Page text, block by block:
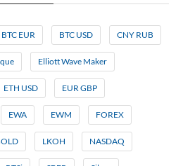
BTC EUR BTC USD CNY RUB
Elliott Wave Maker
ETH USD EUR GBP
EWA EWM FOREX
LKOH NASDAQ